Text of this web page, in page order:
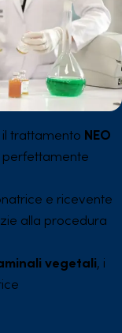
trattamento NEO
perfettamente
e ricevente
alla procedura
vegetali, i